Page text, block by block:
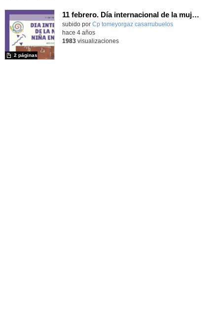
11 febrero. Día internacional de la mujer y la niña en la cienca
Contenido educativo.
subido por Cp tomeyorgaz casarrubuelos
2 páginas
-
hace 4 años
1983visualizaciones